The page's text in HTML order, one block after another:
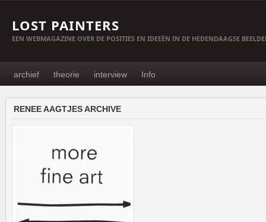
LOST PAINTERS
EEN WEBMAGAZINE OVER DE POSITIES EN IDEEËN IN DE HEDENDAAGSE
archief theorie interview Info
RENEE AAGTJES ARCHIVE